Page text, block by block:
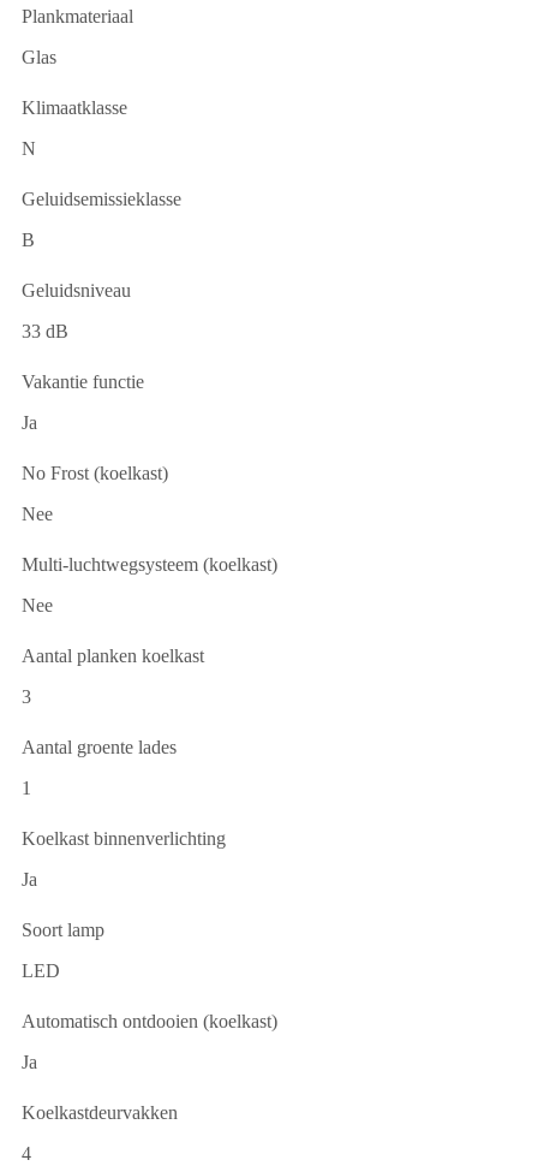
Plankmateriaal
Glas
Klimaatklasse
N
Geluidsemissieklasse
B
Geluidsniveau
33 dB
Vakantie functie
Ja
No Frost (koelkast)
Nee
Multi-luchtwegsysteem (koelkast)
Nee
Aantal planken koelkast
3
Aantal groente lades
1
Koelkast binnenverlichting
Ja
Soort lamp
LED
Automatisch ontdooien (koelkast)
Ja
Koelkastdeurvakken
4